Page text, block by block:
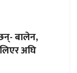
बालेन,
अघि